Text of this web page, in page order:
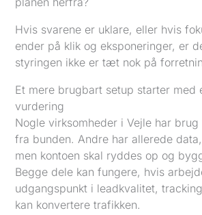
Hvis svarene er uklare, eller hvis
ender på klik og eksponeringer, er
styringen ikke er tæt nok på
Et mere brugbart setup starter
vurdering
Nogle virksomheder i Vejle har
fra bunden. Andre har allerede
men kontoen skal ryddes op og
Begge dele kan fungere, hvis
udgangspunkt i leadkvalitet,
kan konvertere trafikken.